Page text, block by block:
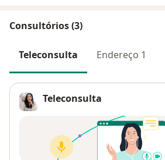
Consultórios (3)
Teleconsulta Endereço 1
Teleconsulta